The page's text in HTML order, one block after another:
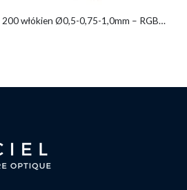
Zestaw Gwiaździste niebo 200 włókien Ø0,5-0,75-1,0mm – RGBW Bluetooth